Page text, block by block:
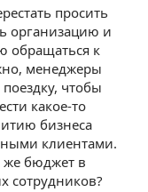
просить
организацию и
обращаться к
менеджеры
чтобы
какое-то
бизнеса
клиентами.
же бюджет в
сотрудников?